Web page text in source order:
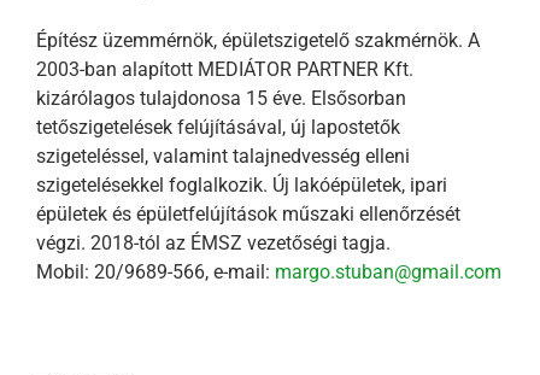
Építész üzemmérnök, épületszigetelő szakmérnök. A
2003-ban alapított MEDIÁTOR PARTNER Kft.
kizárólagos tulajdonosa 15 éve. Elsősorban
tetőszigetelések felújításával, új lapostetők
szigeteléssel, valamint talajnedvesség elleni
szigetelésekkel foglalkozik. Új lakóépületek, ipari
épületek és épületfelújítások műszaki ellenőrzését
végzi. 2018-tól az ÉMSZ vezetőségi tagja.
Mobil: 20/9689-566, e-mail: margo.stuban@gmail.com